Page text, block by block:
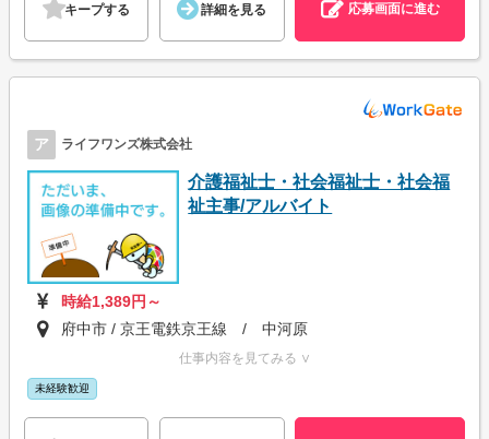
キープする 詳細を見る 応募画面に進む
ア ライフワンズ株式会社
介護福祉士・社会福祉士・社会福
祉主事/アルバイト
時給1,389円～
府中市 / 京王電鉄京王線 / 中河原
仕事内容を見てみる ∨
未経験歓迎